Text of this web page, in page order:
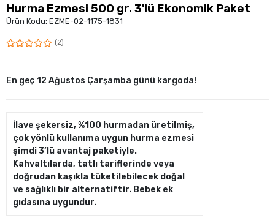
Hurma Ezmesi 500 gr. 3'lü Ekonomik Paket
Ürün Kodu: EZME-02-1175-1831
(2)
En geç 12 Ağustos Çarşamba günü kargoda!
İlave şekersiz, %100 hurmadan üretilmiş,
çok yönlü kullanıma uygun hurma ezmesi
şimdi 3’lü avantaj paketiyle.
Kahvaltılarda, tatlı tariflerinde veya
doğrudan kaşıkla tüketilebilecek doğal
ve sağlıklı bir alternatiftir. Bebek ek
gıdasına uygundur.